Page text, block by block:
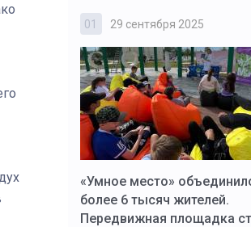
Алексей
со
01 29 сентября 2025
«Умное место»
более 6 тысяч жителей.
Передвижная площадка